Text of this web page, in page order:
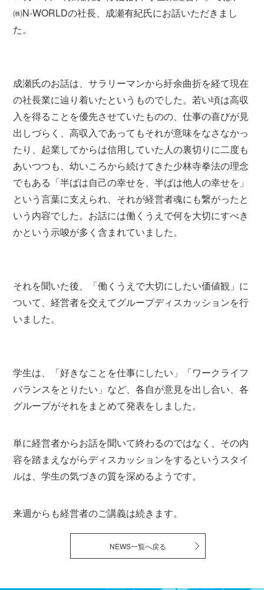
㈱N-WORLDの社長、成瀬有紀氏にお話いただきまし
た。
成瀬氏のお話は、サラリーマンから紆余曲折を経て現在
の社長業に辿り着いたというものでした。若い頃は高収
入を得ることを優先させていたものの、仕事の喜びが見
出しづらく、高収入であってもそれが意味をなさなかっ
たり、起業してからは信用していた人の裏切りに二度も
あいつつも、幼いころから続けてきた少林寺拳法の理念
でもある「半ばは自己の幸せを、半ばは他人の幸せを」
という言葉に支えられ、それが経営者魂にも繋がったと
いう内容でした。お話には働くうえで何を大切にすべき
かという示唆が多く含まれていました。
それを聞いた後、「働くうえで大切にしたい価値観」に
ついて、経営者を交えてグループディスカッションを行
いました。
学生は、「好きなことを仕事にしたい」「ワークライフ
バランスをとりたい」など、各自が意見を出し合い、各
グループがそれをまとめて発表をしました。
単に経営者からお話を聞いて終わるのではなく、その内
容を踏まえながらディスカッションをするというスタイ
ルは、学生の気づきの質を深めるようです。
来週からも経営者のご講義は続きます。
NEWS一覧へ戻る